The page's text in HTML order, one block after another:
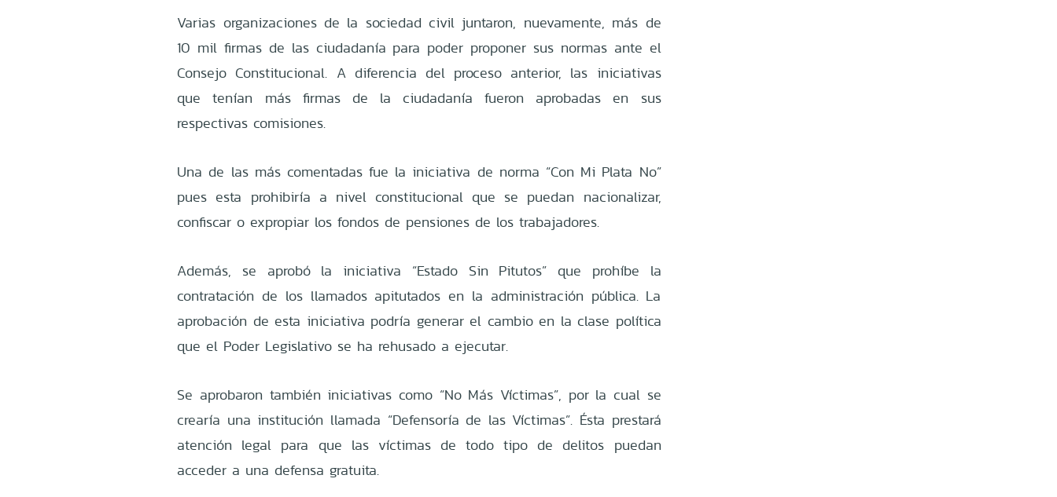
Varias organizaciones de la sociedad civil juntaron, nuevamente, más de
10 mil firmas de las ciudadanía para poder proponer sus normas ante el
Consejo Constitucional. A diferencia del proceso anterior, las iniciativas
que tenían más firmas de la ciudadanía fueron aprobadas en sus
respectivas comisiones.
Una de las más comentadas fue la iniciativa de norma “Con Mi Plata No”
pues esta prohibiría a nivel constitucional que se puedan nacionalizar,
confiscar o expropiar los fondos de pensiones de los trabajadores.
Además, se aprobó la iniciativa “Estado Sin Pitutos” que prohíbe la
contratación de los llamados apitutados en la administración pública. La
aprobación de esta iniciativa podría generar el cambio en la clase política
que el Poder Legislativo se ha rehusado a ejecutar.
Se aprobaron también iniciativas como “No Más Víctimas”, por la cual se
crearía una institución llamada “Defensoría de las Víctimas”. Ésta prestará
atención legal para que las víctimas de todo tipo de delitos puedan
acceder a una defensa gratuita.